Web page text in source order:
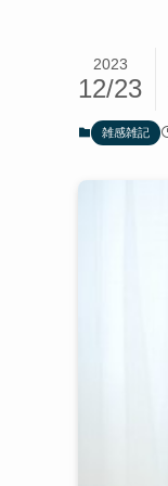
2023
12/23
雑感雑記